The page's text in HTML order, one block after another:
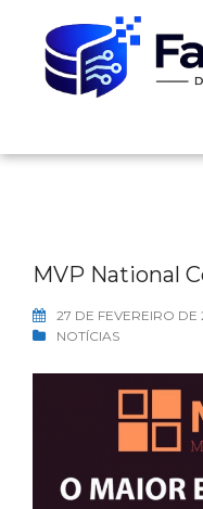
content
MVP National
27 DE FEVEREIRO DE
NOTÍCIAS